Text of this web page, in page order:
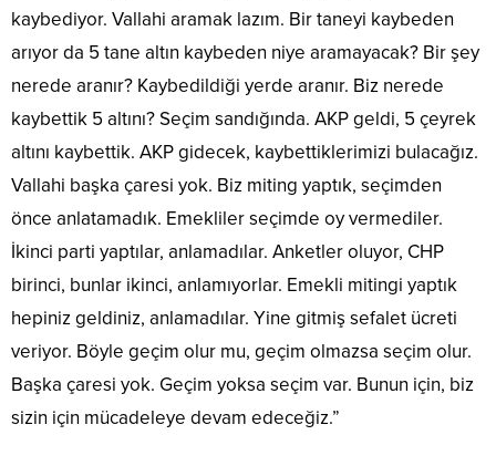
kaybediyor. Vallahi aramak lazım. Bir taneyi kaybeden
arıyor da 5 tane altın kaybeden niye aramayacak? Bir şey
nerede aranır? Kaybedildiği yerde aranır. Biz nerede
kaybettik 5 altını? Seçim sandığında. AKP geldi, 5 çeyrek
altını kaybettik. AKP gidecek, kaybettiklerimizi bulacağız.
Vallahi başka çaresi yok. Biz miting yaptık, seçimden
önce anlatamadık. Emekliler seçimde oy vermediler.
İkinci parti yaptılar, anlamadılar. Anketler oluyor, CHP
birinci, bunlar ikinci, anlamıyorlar. Emekli mitingi yaptık
hepiniz geldiniz, anlamadılar. Yine gitmiş sefalet ücreti
veriyor. Böyle geçim olur mu, geçim olmazsa seçim olur.
Başka çaresi yok. Geçim yoksa seçim var. Bunun için, biz
sizin için mücadeleye devam edeceğiz.”